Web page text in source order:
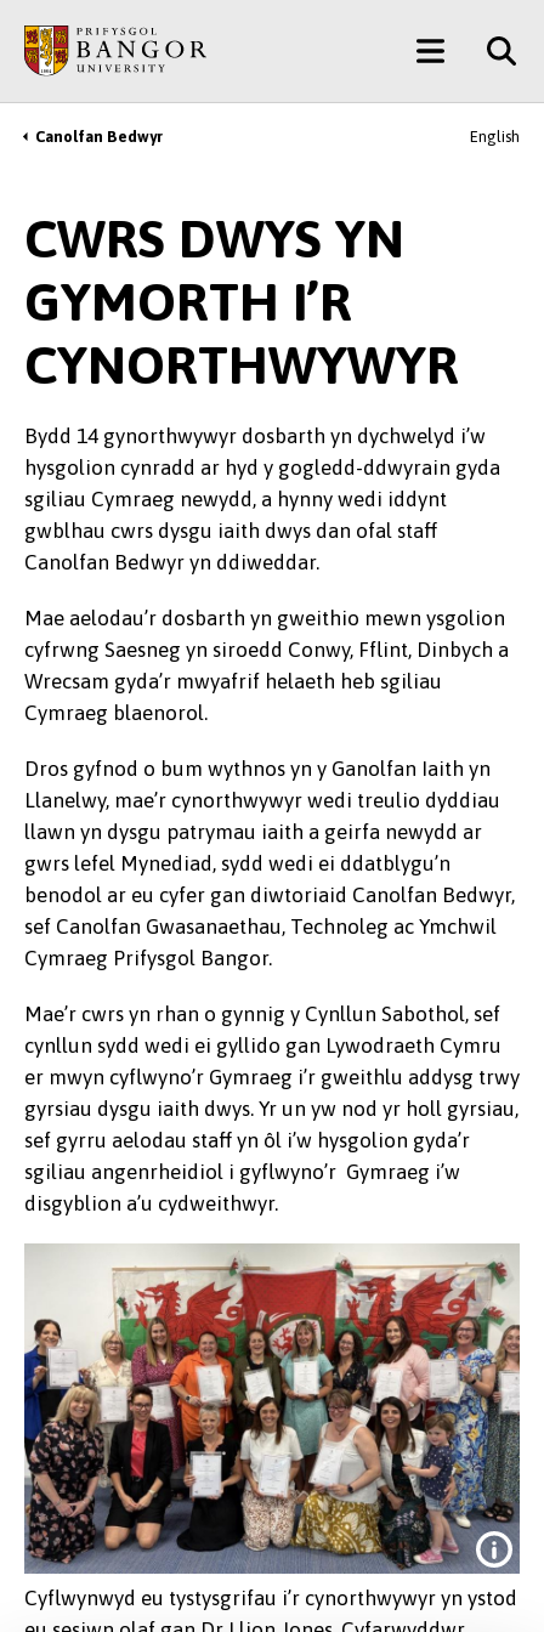
Prif
Gynnwys
Main
Menu
Breadcrumb
Canolfan Bedwyr English
CWRS DWYS YN
GYMORTH I’R
CYNORTHWYWYR
Bydd 14 gynorthwywyr dosbarth yn dychwelyd i’w
hysgolion cynradd ar hyd y gogledd-ddwyrain gyda
sgiliau Cymraeg newydd, a hynny wedi iddynt
gwblhau cwrs dysgu iaith dwys dan ofal staff
Canolfan Bedwyr yn ddiweddar.
Mae aelodau’r dosbarth yn gweithio mewn ysgolion
cyfrwng Saesneg yn siroedd Conwy, Fflint, Dinbych a
Wrecsam gyda’r mwyafrif helaeth heb sgiliau
Cymraeg blaenorol.
Dros gyfnod o bum wythnos yn y Ganolfan Iaith yn
Llanelwy, mae’r cynorthwywyr wedi treulio dyddiau
llawn yn dysgu patrymau iaith a geirfa newydd ar
gwrs lefel Mynediad, sydd wedi ei ddatblygu’n
benodol ar eu cyfer gan diwtoriaid Canolfan Bedwyr,
sef Canolfan Gwasanaethau, Technoleg ac Ymchwil
Cymraeg Prifysgol Bangor.
Mae’r cwrs yn rhan o gynnig y Cynllun Sabothol, sef
cynllun sydd wedi ei gyllido gan Lywodraeth Cymru
er mwyn cyflwyno’r Gymraeg i’r gweithlu addysg trwy
gyrsiau dysgu iaith dwys. Yr un yw nod yr holl gyrsiau,
sef gyrru aelodau staff yn ôl i’w hysgolion gyda’r
sgiliau angenrheidiol i gyflwyno’r Gymraeg i’w
disgyblion a’u cydweithwyr.
Cyflwynwyd eu tystysgrifau i’r cynorthwywyr yn ystod